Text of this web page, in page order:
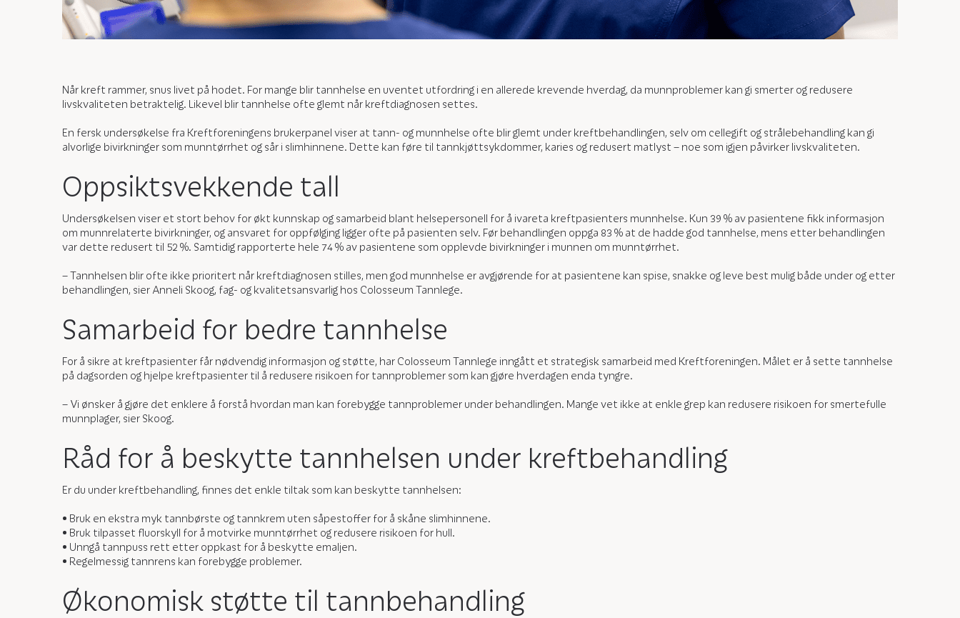
Når kreft rammer, snus livet på hodet. For mange blir tannhelse en uventet utfordring i en allerede krevende hverdag, da munnproblemer kan gi smerter og redusere
livskvaliteten betraktelig. Likevel blir tannhelse ofte glemt når kreftdiagnosen settes.
En fersk undersøkelse fra Kreftforeningens brukerpanel viser at tann- og munnhelse ofte blir glemt under kreftbehandlingen, selv om cellegift og strålebehandling kan gi
alvorlige bivirkninger som munntørrhet og sår i slimhinnene. Dette kan føre til tannkjøttsykdommer, karies og redusert matlyst – noe som igjen påvirker livskvaliteten.
Oppsiktsvekkende tall
Undersøkelsen viser et stort behov for økt kunnskap og samarbeid blant helsepersonell for å ivareta kreftpasienters munnhelse. Kun 39 % av pasientene fikk informasjon
om munnrelaterte bivirkninger, og ansvaret for oppfølging ligger ofte på pasienten selv. Før behandlingen oppga 83 % at de hadde god tannhelse, mens etter behandlingen
var dette redusert til 52 %. Samtidig rapporterte hele 74 % av pasientene som opplevde bivirkninger i munnen om munntørrhet.
– Tannhelsen blir ofte ikke prioritert når kreftdiagnosen stilles, men god munnhelse er avgjørende for at pasientene kan spise, snakke og leve best mulig både under og etter
behandlingen, sier Anneli Skoog, fag- og kvalitetsansvarlig hos Colosseum Tannlege.
Samarbeid for bedre tannhelse
For å sikre at kreftpasienter får nødvendig informasjon og støtte, har Colosseum Tannlege inngått et strategisk samarbeid med Kreftforeningen. Målet er å sette tannhelse
på dagsorden og hjelpe kreftpasienter til å redusere risikoen for tannproblemer som kan gjøre hverdagen enda tyngre.
– Vi ønsker å gjøre det enklere å forstå hvordan man kan forebygge tannproblemer under behandlingen. Mange vet ikke at enkle grep kan redusere risikoen for smertefulle
munnplager, sier Skoog.
Råd for å beskytte tannhelsen under kreftbehandling
Er du under kreftbehandling, finnes det enkle tiltak som kan beskytte tannhelsen:
• Bruk en ekstra myk tannbørste og tannkrem uten såpestoffer for å skåne slimhinnene.
• Bruk tilpasset fluorskyll for å motvirke munntørrhet og redusere risikoen for hull.
• Unngå tannpuss rett etter oppkast for å beskytte emaljen.
• Regelmessig tannrens kan forebygge problemer.
Økonomisk støtte til tannbehandling